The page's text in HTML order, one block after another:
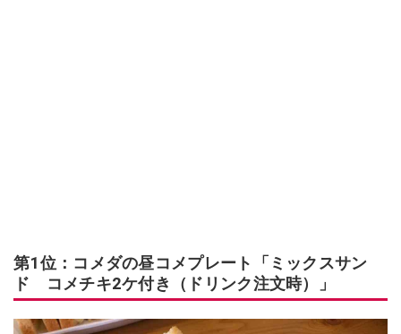
第1位：コメダの昼コメプレート「ミックスサン
ド コメチキ2ケ付き（ドリンク注文時）」